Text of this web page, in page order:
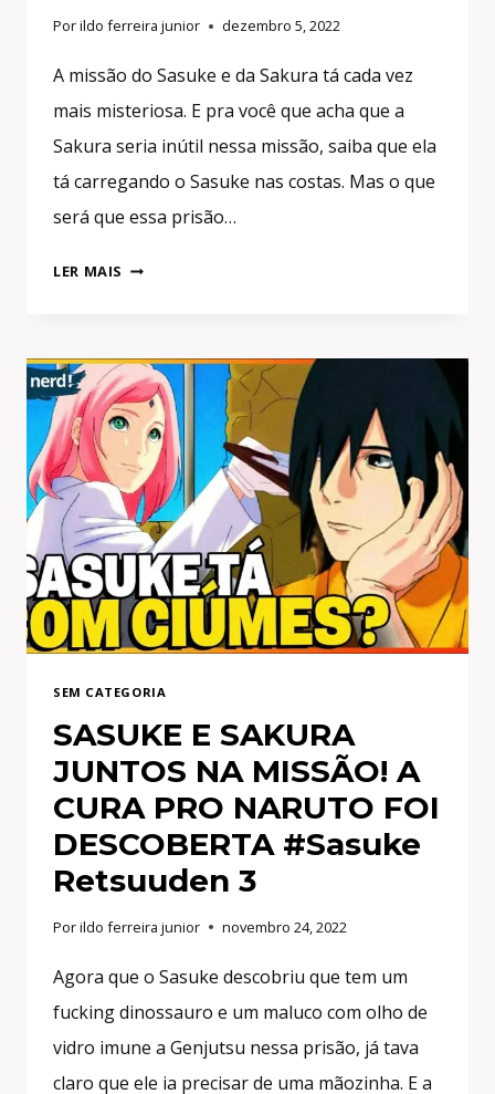
Porildo ferreira junior dezembro 5, 2022
A missão do Sasuke e da Sakura tá cada vez
mais misteriosa. E pra você que acha que a
Sakura seria inútil nessa missão, saiba que ela
tá carregando o Sasuke nas costas. Mas o que
será que essa prisão…
LER MAIS
A
TSUNADE!
#ANÁLISE
SASUKE
RETSUUDEN
04
SEM CATEGORIA
SASUKE E SAKURA
JUNTOS NA MISSÃO! A
CURA PRO NARUTO FOI
DESCOBERTA #Sasuke
Retsuuden 3
Porildo ferreira junior novembro 24, 2022
Agora que o Sasuke descobriu que tem um
fucking dinossauro e um maluco com olho de
vidro imune a Genjutsu nessa prisão, já tava
claro que ele ia precisar de uma mãozinha. E a